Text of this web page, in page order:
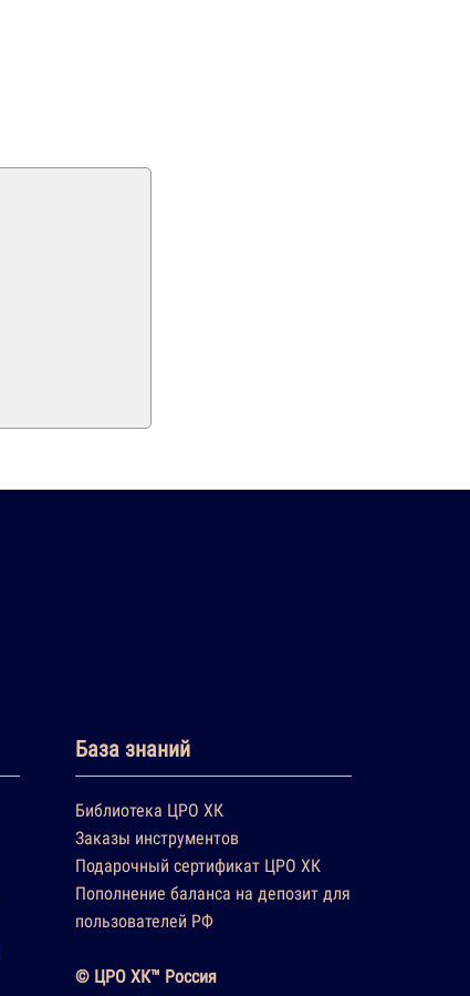
База знаний
Библиотека ЦРО ХК
Заказы инструментов
Подарочный сертификат ЦРО ХК
Пополнение баланса на депозит для
пользователей РФ
© ЦРО ХК™ Россия